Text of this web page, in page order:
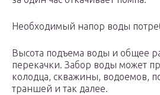
Необходимый напор воды
Высота подъема воды и общее
перекачки. Забор воды может
колодца, скважины, водоемов,
траншей и так далее.